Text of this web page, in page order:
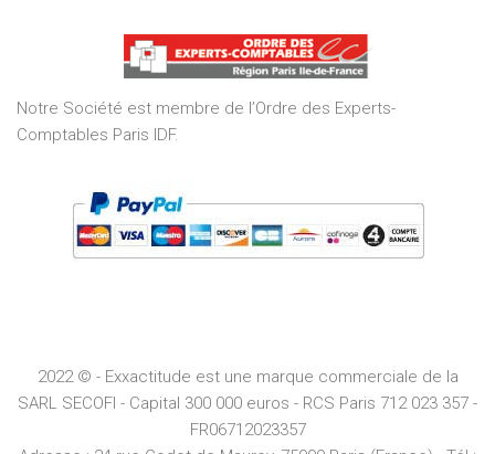
of
5
Notre Société est membre de l’Ordre des Experts-
Comptables Paris IDF.
2022 © - Exxactitude est une marque commerciale de la
SARL SECOFI - Capital 300 000 euros - RCS Paris 712 023 357 -
FR06712023357